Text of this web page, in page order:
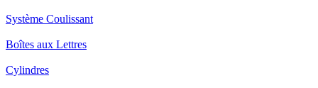
Système Coulissant
Boîtes aux Lettres
Cylindres